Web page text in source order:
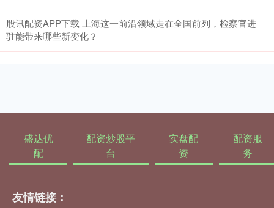
股讯配资APP下载 上海这一前沿领域走在全国前列，检察官进
驻能带来哪些新变化？
盛达优
配
配资炒股平
台
实盘配
资
配资服
务
友情链接：